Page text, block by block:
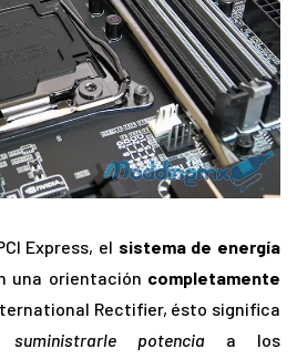
Express, el sistema de energía
una orientación completamente
Rectifier, ésto significa
potencia a los